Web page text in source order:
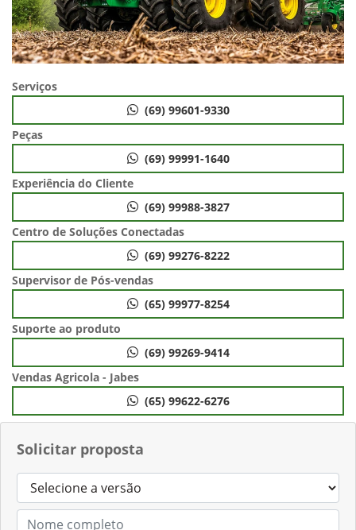
Solicitar proposta
Serviços
(69) 99601-9330
Peças
(69) 99991-1640
Experiência do Cliente
(69) 99988-3827
Centro de Soluções Conectadas
(69) 99276-8222
Supervisor de Pós-vendas
(65) 99977-8254
Suporte ao produto
(69) 99269-9414
Vendas Agricola - Jabes
(65) 99622-6276